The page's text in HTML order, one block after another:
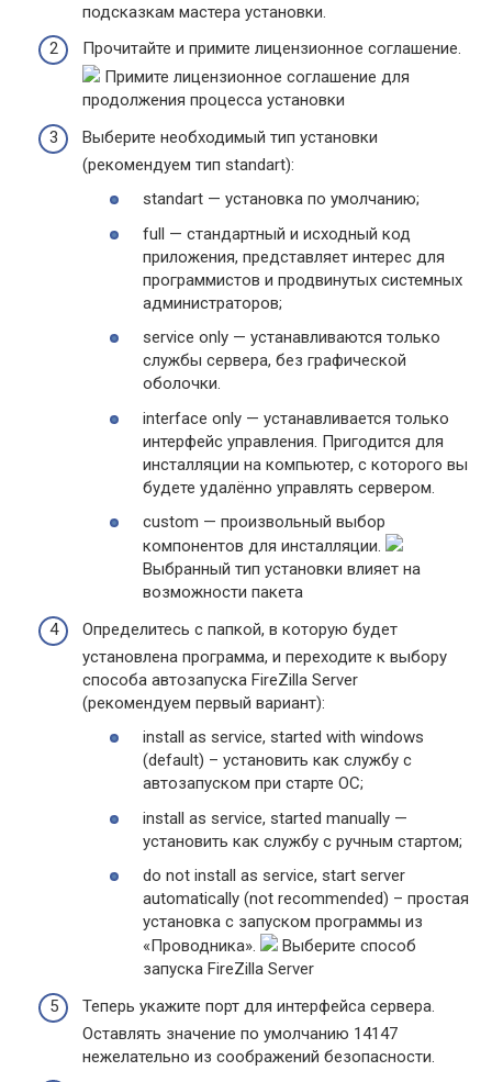
подсказкам мастера установки.
Прочитайте и примите лицензионное соглашение.
Примите лицензионное соглашение для
продолжения процесса установки
Выберите необходимый тип установки
(рекомендуем тип standart):
standart — установка по умолчанию;
full — стандартный и исходный код
приложения, представляет интерес для
программистов и продвинутых системных
администраторов;
service only — устанавливаются только
службы сервера, без графической
оболочки.
interface only — устанавливается только
интерфейс управления. Пригодится для
инсталляции на компьютер, с которого вы
будете удалённо управлять сервером.
custom — произвольный выбор
компонентов для инсталляции.
Выбранный тип установки влияет на
возможности пакета
Определитесь с папкой, в которую будет
установлена программа, и переходите к выбору
способа автозапуска FireZilla Server
(рекомендуем первый вариант):
install as service, started with windows
(default) – установить как службу с
автозапуском при старте ОС;
install as service, started manually —
установить как службу с ручным стартом;
do not install as service, start server
automatically (not recommended) – простая
установка с запуском программы из
«Проводника».
Выберите способ
запуска FireZilla Server
Теперь укажите порт для интерфейса сервера.
Оставлять значение по умолчанию 14147
нежелательно из соображений безопасности.